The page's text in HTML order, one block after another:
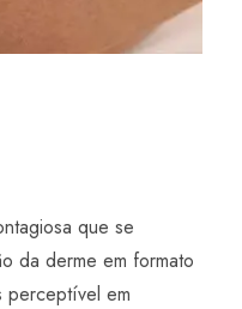
que se
da derme em formato
perceptível em